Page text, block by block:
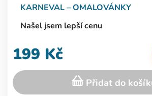
KARNEVAL – OMALOVÁNKY
Našel jsem lepší cenu
199 Kč
Přidat do